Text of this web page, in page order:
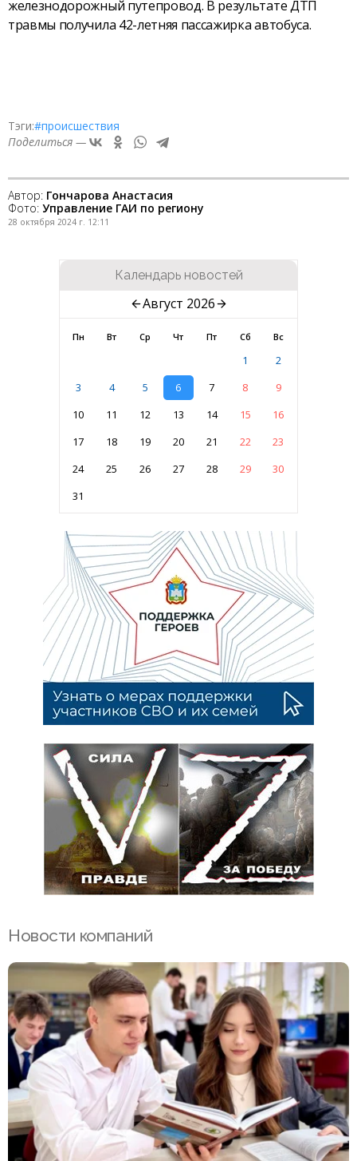
железнодорожный путепровод. В результате ДТП
травмы получила 42-летняя пассажирка автобуса.
Тэги:#происшествия
Поделиться —
Автор: Гончарова Анастасия
Фото: Управление ГАИ по региону
28 октября 2024 г. 12:11
Календарь новостей
Август 2026
Пн Вт Ср Чт Пт Сб Вс
1
2
3
4 5 6 7 8
9
10
11 12 13 14 15
16
17
18 19 20 21 22
23
24
25 26 27 28 29
30
31
Новости компаний